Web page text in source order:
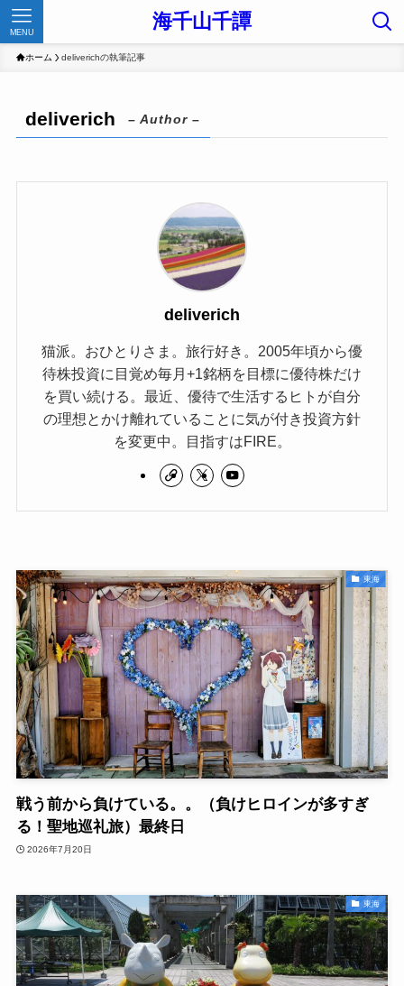
海千山千譚
MENU
ホーム deliverichの執筆記事
deliverich – Author –
deliverich
猫派。おひとりさま。旅行好き。2005年頃から優
待株投資に目覚め毎月+1銘柄を目標に優待株だけ
を買い続ける。最近、優待で生活するヒトが自分
の理想とかけ離れていることに気が付き投資方針
を変更中。目指すはFIRE。
東海
戦う前から負けている。。（負けヒロインが多すぎ
る！聖地巡礼旅）最終日
2026年7月20日
東海